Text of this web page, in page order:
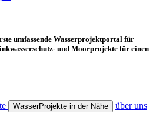
umfassende Wasserprojektportal für
und Moorprojekte für einen
WasserProjekte in der Nähe
über uns